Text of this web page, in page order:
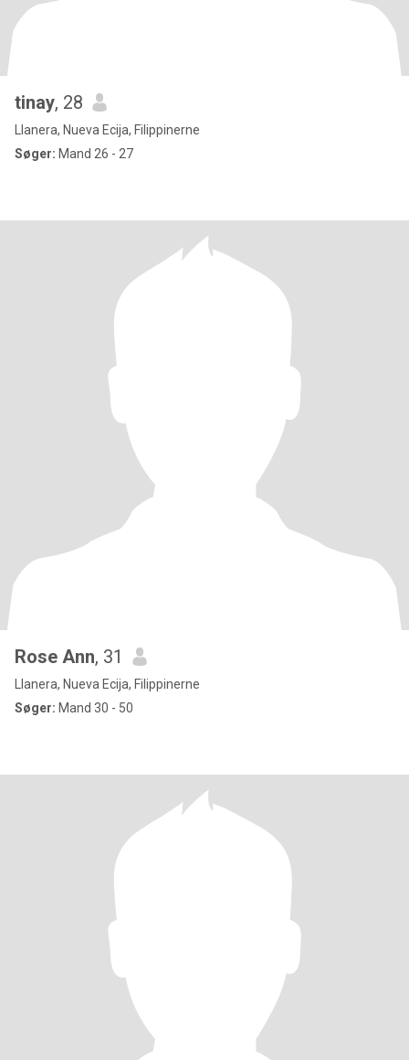
tinay, 28
Llanera, Nueva Ecija, Filippinerne
Søger: Mand 26 - 27
Rose Ann, 31
Llanera, Nueva Ecija, Filippinerne
Søger: Mand 30 - 50